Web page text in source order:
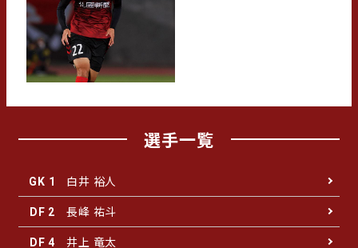
選手一覧
GK 1 白井 裕人
DF 2 長峰 祐斗
DF 4 井上 竜太